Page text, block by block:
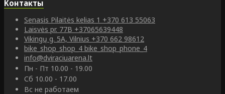
Контакты
Senasis Pilaitės kelias 1 +370 613 55063
Laisvės pr. 77B +37065639448
Vikingų g. 5A, Vilnius +370 662 98612
bike_shop_shop_4 bike_shop_phone_4
info@dviraciuarena.lt
Пн - Пт 10.00 - 19.00
Сб 10.00 - 17.00
Вс не работаем